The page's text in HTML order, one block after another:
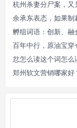
杭州杀妻分尸案，又
余承东表态，如果
孵组词语：创新、
百年中行，原油宝穿
忿怎么读这个词怎么
郑州软文营销哪家好